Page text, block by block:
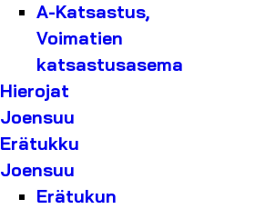
A-Katsastus,
Voimatien
katsastusasema
Hierojat
Joensuu
Erätukku
Joensuu
Erätukun